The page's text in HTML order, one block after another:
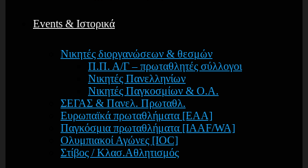
Events & Ιστορικά
Νικητές διοργανώσεων & θεσμών
Π.Π. Α/Γ – πρωταθλητές σύλλογοι
Νικητές Πανελληνίων
Νικητές Παγκοσμίων & Ο.Α.
ΣΕΓΑΣ & Πανελ. Πρωταθλ.
Ευρωπαϊκά πρωταθλήματα [EAA]
Παγκόσμια πρωταθλήματα [IAAF/WA]
Ολυμπιακοί Αγώνες [IOC]
Στίβος / Κλασ.Αθλητισμός